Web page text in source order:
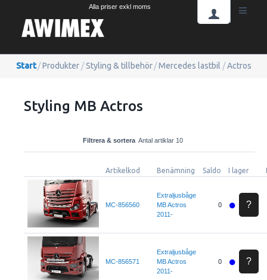
Alla priser exkl moms
Start /Produkter / Styling & tillbehör /Mercedes lastbil / Actros
Styling MB Actros
Filtrera & sortera Antal artiklar 10
Artikelkod Benämning Saldo I lager
MC-856560
Extraljusbåge
MB Actros
2011-
0 ?
MC-856571
Extraljusbåge
MB Actros
2011-
0 ?